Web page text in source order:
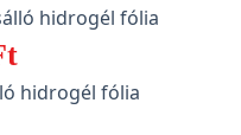
hidrogél fólia